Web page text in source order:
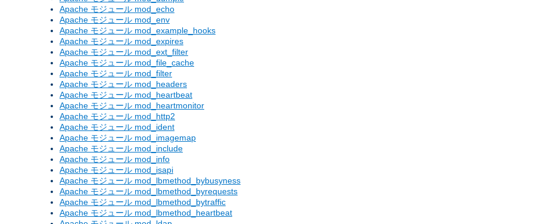
Apache モジュール mod_echo
Apache モジュール mod_env
Apache モジュール mod_example_hooks
Apache モジュール mod_expires
Apache モジュール mod_ext_filter
Apache モジュール mod_file_cache
Apache モジュール mod_filter
Apache モジュール mod_headers
Apache モジュール mod_heartbeat
Apache モジュール mod_heartmonitor
Apache モジュール mod_http2
Apache モジュール mod_ident
Apache モジュール mod_imagemap
Apache モジュール mod_include
Apache モジュール mod_info
Apache モジュール mod_isapi
Apache モジュール mod_lbmethod_bybusyness
Apache モジュール mod_lbmethod_byrequests
Apache モジュール mod_lbmethod_bytraffic
Apache モジュール mod_lbmethod_heartbeat